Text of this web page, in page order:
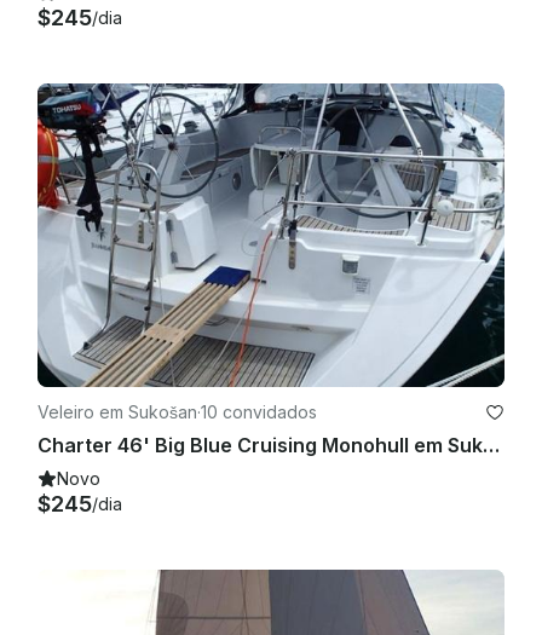
$245/dia
Veleiro em Sukošan·10 convidados
Charter 46' Big Blue Cruising Monohull em Sukošan, Croácia
Novo
$245/dia